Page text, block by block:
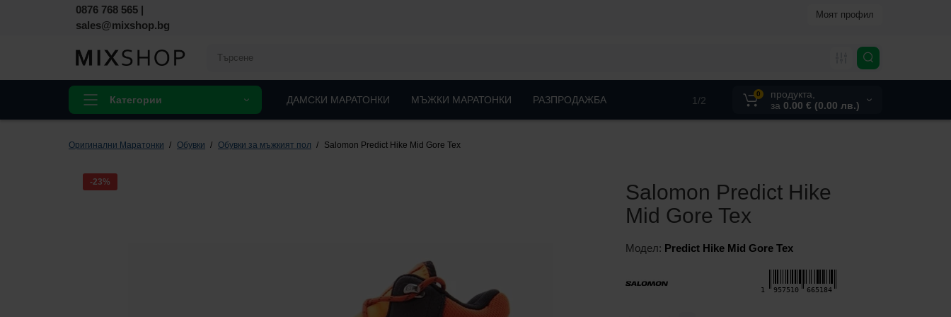
0876 768 565 |
sales@mixshop.bg
Моят профил
Категории ДАМСКИ МАРАТОНКИ МЪЖКИ МАРАТОНКИ РАЗПРОДАЖБА 1/2
0
продукта,
за 0.00 € (0.00 лв.)
Оригинални Маратонки Обувки Обувки за мъжкият пол Salomon Predict Hike Mid Gore Tex
-23%
Salomon Predict Hike
Mid Gore Tex
Модел: Predict Hike Mid Gore Tex
1 957510 665184